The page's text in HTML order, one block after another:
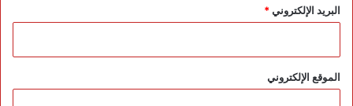
البريد الإلكتروني*
الموقع الإلكتروني